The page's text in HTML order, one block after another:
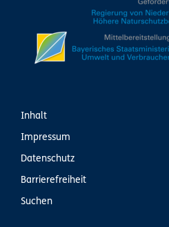
Inhalt
Impressum
Datenschutz
Barrierefreiheit
Suchen